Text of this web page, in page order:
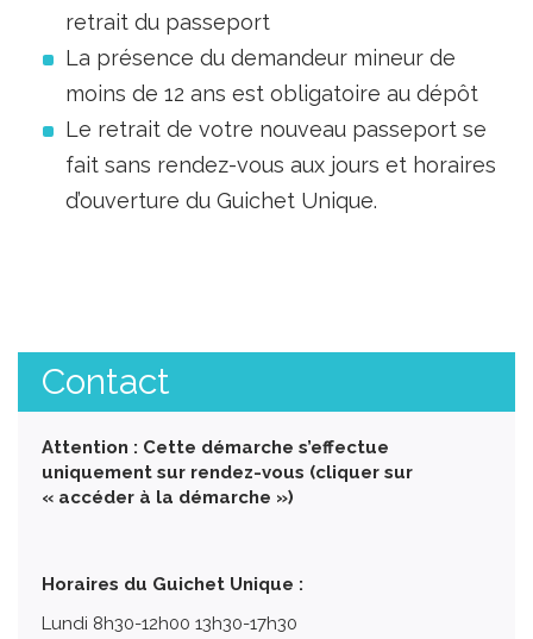
retrait du passeport
La présence du demandeur mineur de
moins de 12 ans est obligatoire au dépôt
Le retrait de votre nouveau passeport se
fait sans rendez-vous aux jours et horaires
d’ouverture du Guichet Unique.
Contact
Attention : Cette démarche s’effectue
uniquement sur rendez-vous (cliquer sur
« accéder à la démarche »)
Horaires du Guichet Unique :
Lundi 8h30-12h00 13h30-17h30